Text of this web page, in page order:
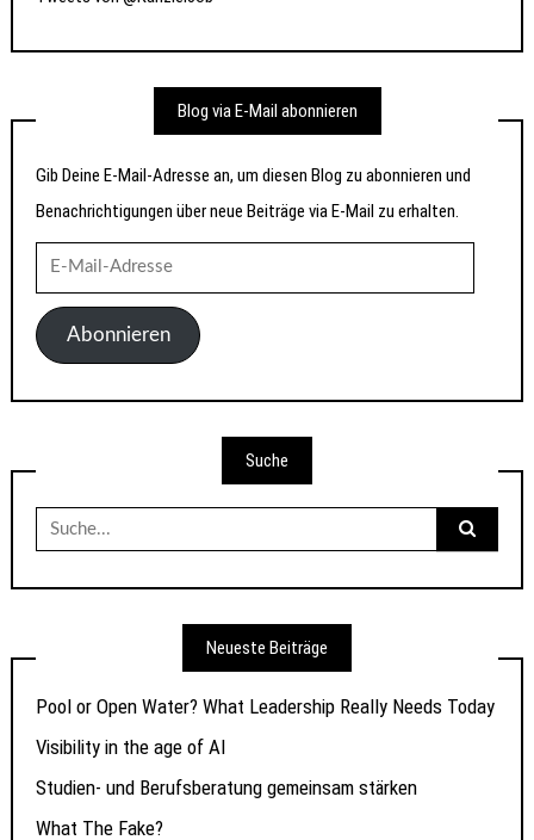
Blog via E-Mail abonnieren
Gib Deine E-Mail-Adresse an, um diesen Blog zu abonnieren und
Benachrichtigungen über neue Beiträge via E-Mail zu erhalten.
Mail-
AdresseAbonnieren
Suche
Suche
nach:
Neueste Beiträge
Pool or Open Water? What Leadership Really Needs Today
Visibility in the age of AI
Studien- und Berufsberatung gemeinsam stärken
What The Fake?